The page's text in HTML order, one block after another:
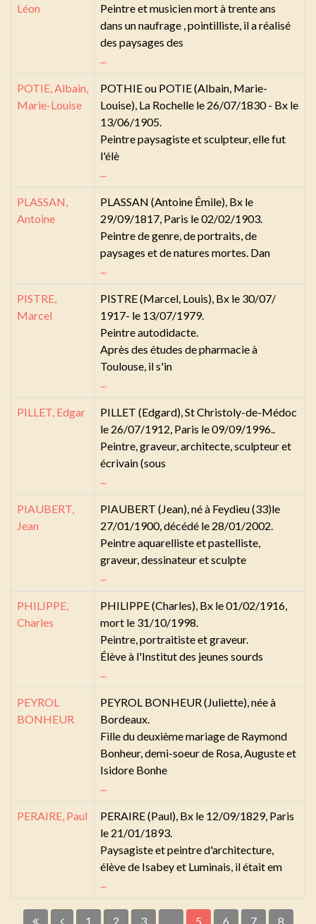
Léon
Peintre et musicien mort à trente ans
dans un naufrage , pointilliste, il a réalisé
des paysages des
POTIE, Albain,
Marie-Louise
POTHIE ou POTIE (Albain, Marie-
Louise), La Rochelle le 26/07/1830 - Bx le
13/06/1905.
Peintre paysagiste et sculpteur, elle fut
l'élè
PLASSAN,
Antoine
PLASSAN (Antoine Émile), Bx le
29/09/1817, Paris le 02/02/1903.
Peintre de genre, de portraits, de
paysages et de natures mortes. Dan
PISTRE,
Marcel
PISTRE (Marcel, Louis), Bx le 30/07/
1917- le 13/07/1979.
Peintre autodidacte.
Après des études de pharmacie à
Toulouse, il s'in
PILLET, Edgar
PILLET (Edgard), St Christoly-de-Médoc
le 26/07/1912, Paris le 09/09/1996..
Peintre, graveur, architecte, sculpteur et
écrivain (sous
PIAUBERT,
Jean
PIAUBERT (Jean), né à Feydieu (33)le
27/01/1900, décédé le 28/01/2002.
Peintre aquarelliste et pastelliste,
graveur, dessinateur et sculpte
PHILIPPE,
Charles
PHILIPPE (Charles), Bx le 01/02/1916,
mort le 31/10/1998.
Peintre, portraitiste et graveur.
Élève à l'Institut des jeunes sourds
PEYROL
BONHEUR
PEYROL BONHEUR (Juliette), née à
Bordeaux.
Fille du deuxième mariage de Raymond
Bonheur, demi-soeur de Rosa, Auguste et
Isidore Bonhe
PERAIRE, Paul
PERAIRE (Paul), Bx le 12/09/1829, Paris
le 21/01/1893.
Paysagiste et peintre d'architecture,
élève de Isabey et Luminais, il était em
1 2 3 5 6 7 8